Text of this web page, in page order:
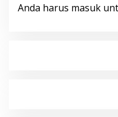
Anda harus masuk